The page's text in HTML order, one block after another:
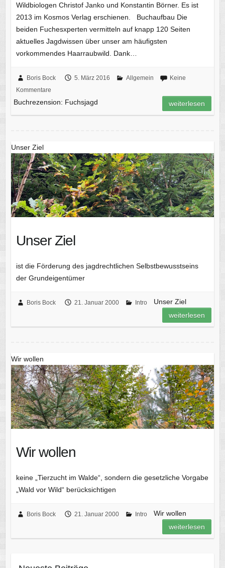
Wildbiologen Christof Janko und Konstantin Börner. Es ist
2013 im Kosmos Verlag erschienen. Buchaufbau Die
beiden Fuchesxperten vermitteln auf knapp 120 Seiten
aktuelles Jagdwissen über unser am häufigsten
vorkommendes Haarraubwild. Dank…
Boris Bock 5. März 2016 Allgemein
Keine
Kommentare
Buchrezension: Fuchsjagd weiterlesen
Unser Ziel
Unser Ziel
ist die Förderung des jagdrechtlichen Selbstbewusstseins
der Grundeigentümer
Boris Bock 21. Januar 2000 Intro
Unser Ziel
weiterlesen
Wir wollen
Wir wollen
keine „Tierzucht im Walde“, sondern die gesetzliche Vorgabe
„Wald vor Wild“ berücksichtigen
Boris Bock 21. Januar 2000 Intro
Wir wollen
weiterlesen